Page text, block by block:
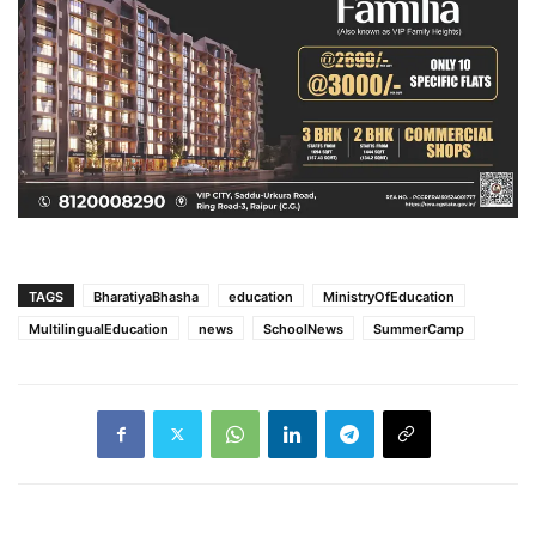
TAGS BharatiyaBhasha education
MinistryOfEducation
MultilingualEducation
news SchoolNews SummerCamp